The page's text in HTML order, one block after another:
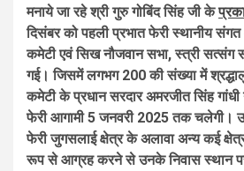
मनाये जा रहे श्री गुरु गोबिंद सिंह जी के
दिसंबर को पहली प्रभात फेरी स्थानीय संगत
कमेटी एवं सिख नौजवान सभा, स्त्री सत्संग
गई। जिसमें लगभग 200 की संख्या में
कमेटी के प्रधान सरदार अमरजीत सिंह गांधी
फेरी आगामी 5 जनवरी 2025 तक चलेगी।
फेरी जुगसलाई क्षेत्र के अलावा अन्य कई
रूप से आग्रह करने से उनके निवास स्थान